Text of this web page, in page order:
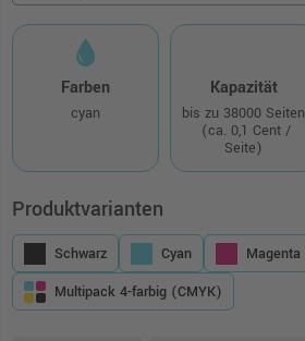
Farben
cyan
Kapazität
bis zu 38000 Seiten
(ca. 0,1 Cent /
Seite)
Produktvarianten
Schwarz Cyan Magenta
Multipack 4-farbig (CMYK)